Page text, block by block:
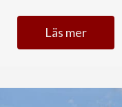
Läs mer